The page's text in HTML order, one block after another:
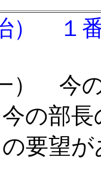
） １
） 今
の部
要望